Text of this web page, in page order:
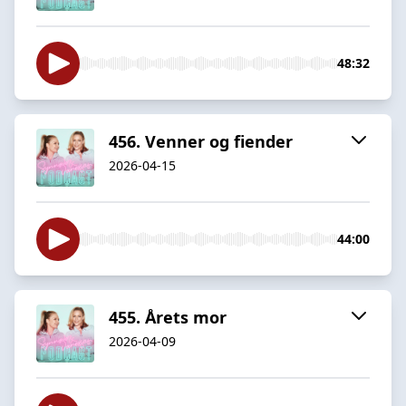
48:32
456. Venner og fiender
2026-04-15
44:00
455. Årets mor
2026-04-09